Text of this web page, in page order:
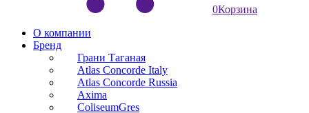
0Корзина
О компании
Бренд
Грани Таганая
Atlas Concorde Italy
Atlas Concorde Russia
Axima
ColiseumGres